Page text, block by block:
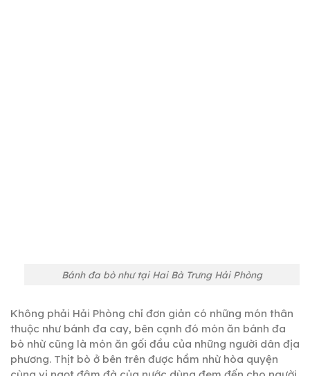
Bánh đa bò như tại Hai Bà Trưng Hải Phòng
Không phải Hải Phòng chỉ đơn giản có những món thân
thuộc như bánh đa cay, bên cạnh đó món ăn bánh đa
bò nhừ cũng là món ăn gối đầu của những người dân địa
phương. Thịt bò ở bên trên được hầm nhừ hòa quyện